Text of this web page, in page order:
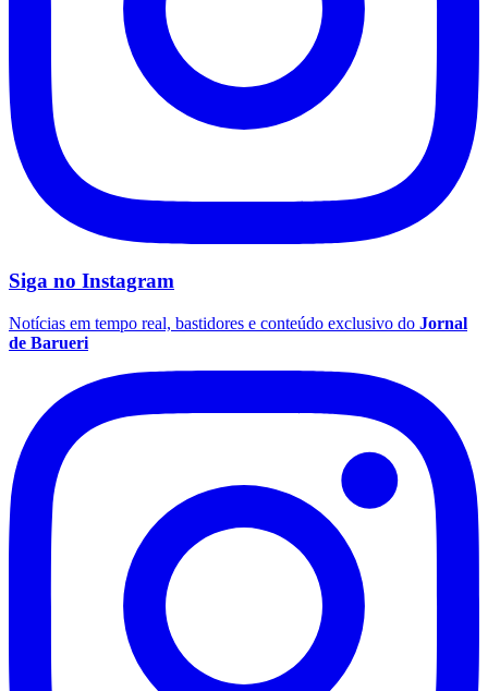
Siga no Instagram
Notícias em tempo real, bastidores e conteúdo exclusivo do Jornal
de Barueri